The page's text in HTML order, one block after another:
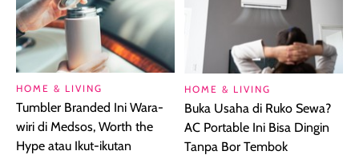
HOME & LIVING
Tumbler Branded Ini Wara-
wiri di Medsos, Worth the
Hype atau Ikut-ikutan
HOME & LIVING
Buka Usaha di Ruko Sewa?
AC Portable Ini Bisa Dingin
Tanpa Bor Tembok